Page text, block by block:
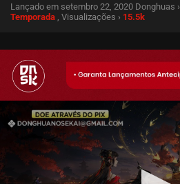
Lançado em setembro 22, 2020 Donghuas ›
Temporada , Visualizações › 15.5k